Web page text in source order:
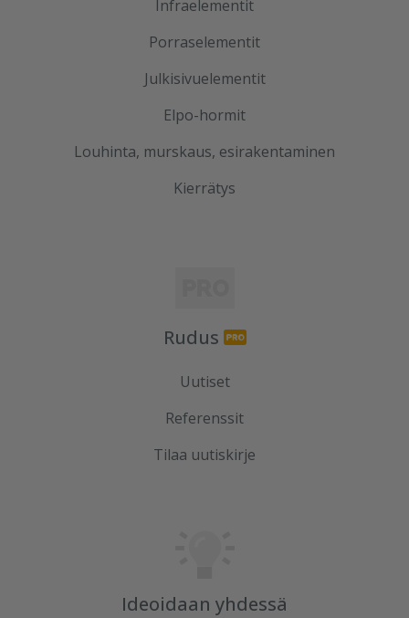
Infraelementit
Porraselementit
Julkisivuelementit
Elpo-hormit
Louhinta, murskaus, esirakentaminen
Kierrätys
Rudus
Uutiset
Referenssit
Tilaa uutiskirje
Ideoidaan yhdessä